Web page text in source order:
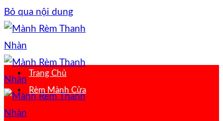
Bỏ qua nội dung
Trang Chủ
Rèm Mành Cửa